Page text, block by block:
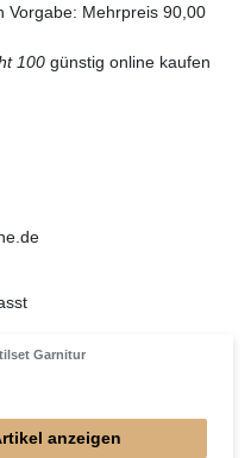
Vorgabe: Mehrpreis 90,00
100 günstig online kaufen
Garnitur
anzeigen